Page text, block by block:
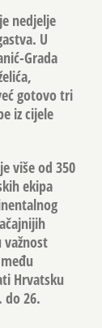
nedjelje
U
Grada
gotovo tri
iz cijele
više od 350
ekipa
Hrvatsku
do 26.